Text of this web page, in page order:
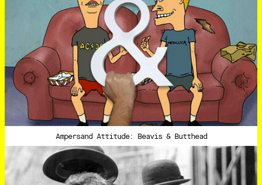
Ampersand Attitude: Beavis & Butthead